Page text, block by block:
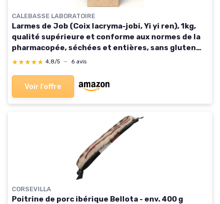
CALEBASSE LABORATOIRE
Larmes de Job (Coix lacryma-jobi, Yi yi ren), 1kg,
qualité supérieure et conforme aux normes de la
pharmacopée, séchées et entières, sans gluten
remplie de vertus
★★★★★
★★★★★ 4,8/5 — 6 avis
Voir l'offre
CORSEVILLA
Poitrine de porc ibérique Bellota - env. 400 g